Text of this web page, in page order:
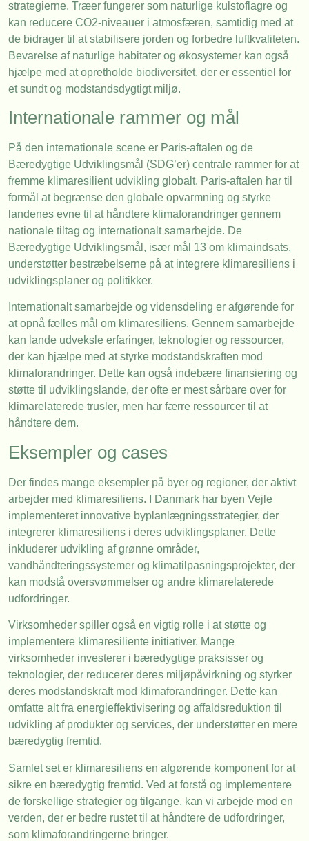
strategierne. Træer fungerer som naturlige kulstoflagre og
kan reducere CO2-niveauer i atmosfæren, samtidig med at
de bidrager til at stabilisere jorden og forbedre luftkvaliteten.
Bevarelse af naturlige habitater og økosystemer kan også
hjælpe med at opretholde biodiversitet, der er essentiel for
et sundt og modstandsdygtigt miljø.
Internationale rammer og mål
På den internationale scene er Paris-aftalen og de
Bæredygtige Udviklingsmål (SDG’er) centrale rammer for at
fremme klimaresilient udvikling globalt. Paris-aftalen har til
formål at begrænse den globale opvarmning og styrke
landenes evne til at håndtere klimaforandringer gennem
nationale tiltag og internationalt samarbejde. De
Bæredygtige Udviklingsmål, især mål 13 om klimaindsats,
understøtter bestræbelserne på at integrere klimaresiliens i
udviklingsplaner og politikker.
Internationalt samarbejde og vidensdeling er afgørende for
at opnå fælles mål om klimaresiliens. Gennem samarbejde
kan lande udveksle erfaringer, teknologier og ressourcer,
der kan hjælpe med at styrke modstandskraften mod
klimaforandringer. Dette kan også indebære finansiering og
støtte til udviklingslande, der ofte er mest sårbare over for
klimarelaterede trusler, men har færre ressourcer til at
håndtere dem.
Eksempler og cases
Der findes mange eksempler på byer og regioner, der aktivt
arbejder med klimaresiliens. I Danmark har byen Vejle
implementeret innovative byplanlægningsstrategier, der
integrerer klimaresiliens i deres udviklingsplaner. Dette
inkluderer udvikling af grønne områder,
vandhåndteringssystemer og klimatilpasningsprojekter, der
kan modstå oversvømmelser og andre klimarelaterede
udfordringer.
Virksomheder spiller også en vigtig rolle i at støtte og
implementere klimaresiliente initiativer. Mange
virksomheder investerer i bæredygtige praksisser og
teknologier, der reducerer deres miljøpåvirkning og styrker
deres modstandskraft mod klimaforandringer. Dette kan
omfatte alt fra energieffektivisering og affaldsreduktion til
udvikling af produkter og services, der understøtter en mere
bæredygtig fremtid.
Samlet set er klimaresiliens en afgørende komponent for at
sikre en bæredygtig fremtid. Ved at forstå og implementere
de forskellige strategier og tilgange, kan vi arbejde mod en
verden, der er bedre rustet til at håndtere de udfordringer,
som klimaforandringerne bringer.